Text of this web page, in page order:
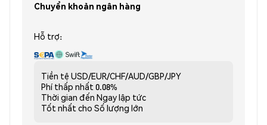
Chuyển khoản ngân hàng
Hỗ trợ:
Tiền tệ USD/EUR/CHF/AUD/GBP/JPY
Phí thấp nhất 0.08%
Thời gian đến Ngay lập tức
Tốt nhất cho Số lượng lớn